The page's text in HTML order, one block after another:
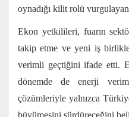
oynadığı kilit rolü
Ekon yetkilileri, fuarın
takip etme ve yeni iş
verimli geçtiğini ifade etti.
dönemde de enerji
çözümleriyle yalnızca